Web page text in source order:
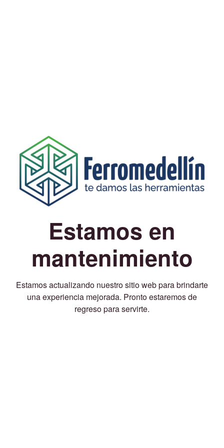
Estamos en
mantenimiento
Estamos actualizando nuestro sitio web para brindarte
una experiencia mejorada. Pronto estaremos de
regreso para servirte.